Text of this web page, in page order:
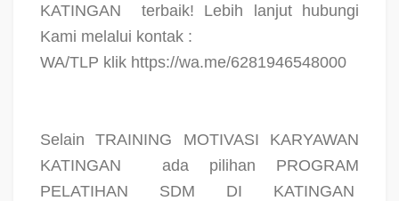
KATINGAN
terbaik! Lebih lanjut hubungi
Kami melalui kontak :
WA/TLP klik https://wa.me/6281946548000
Selain TRAINING MOTIVASI KARYAWAN
KATINGAN
ada pilihan PROGRAM
PELATIHAN SDM DI KATINGAN